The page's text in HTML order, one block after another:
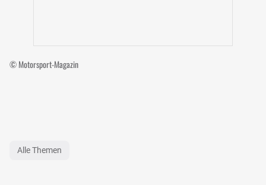
© Motorsport-Magazin
Alle Themen